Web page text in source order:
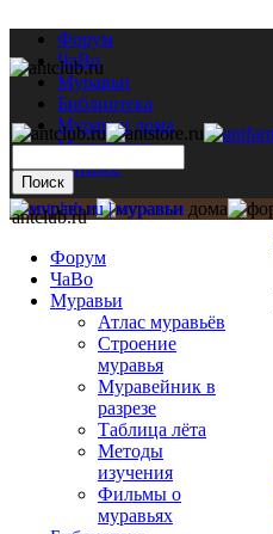
Форум
ЧаВо
Муравьи
Библиотека
Муравьи дома
Мастерская
Каталог
antclub.ru
Форум
ЧаВо
Муравьи
Атлас муравьёв
Строение
муравья
Муравейник в
разрезе
Таблица лёта
Методы
изучения
Фильмы о
муравьях